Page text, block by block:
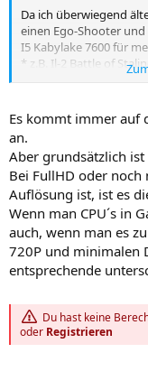
Da ich überwiegend
einen Ego-Shooter
I5 Kabylake 7600 für
* z.B. Il-2 Battle of
FPS was für mich
Monitor
Mein Anwendungs
Gaming, 20% 2D
Steam Browser), Lets
Es kommt immer auf
an.
Aber grundsätzlich
Bei FullHD oder
Auflösung ist, ist es
Wenn man CPU´s in
auch, wenn man es
720P und minimalen
entsprechende
Du hast keine
oder Registrieren